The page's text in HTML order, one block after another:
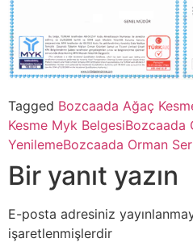
Tagged Bozcaada Ağaç
Kesme Myk BelgesiBozcaada
YenilemeBozcaada Orman
Bir yanıt yazın
E-posta adresiniz
işaretlenmişlerdir